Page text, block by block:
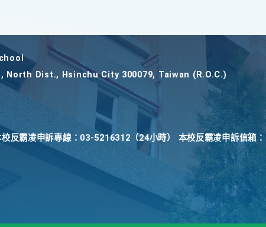
North Dist., Hsinchu City 300079, Taiwan (R.O.C.)
反霸凌申訴專線：03-5216312（24小時） 本校反霸凌申訴信箱：